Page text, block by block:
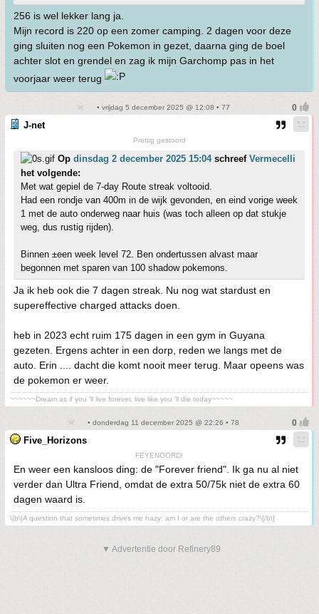
256 is wel lekker lang ja.
Mijn record is 220 op een zomer camping. 2 dagen voor deze
ging sluiten nog een Pokemon in gezet, daarna ging de boel
achter slot en grendel en zag ik mijn Garchomp pas in het
voorjaar weer terug
• vrijdag 5 december 2025 @ 12:08 • 77
J-net
Prettig gestoord
Op dinsdag 2 december 2025 15:04schreef Vermecelli
het volgende:
Met wat gepiel de 7-day Route streak voltooid.
Had een rondje van 400m in de wijk gevonden, en eind vorige week
1 met de auto onderweg naar huis (was toch alleen op dat stukje
weg, dus rustig rijden).
Binnen ±een week level 72. Ben ondertussen alvast maar
begonnen met sparen van 100 shadow pokemons.
Ja ik heb ook die 7 dagen streak. Nu nog wat stardust en
supereffective charged attacks doen.
heb in 2023 echt ruim 175 dagen in een gym in Guyana
gezeten. Ergens achter in een dorp, reden we langs met de
auto. Erin .... dacht die komt nooit meer terug. Maar opeens was
de pokemon er weer.
~~~~~~Dream as if you 'll live forever, live like you 'll die today~~~~~
• donderdag 11 december 2025 @ 22:26 • 78
Five_Horizons
FEYENOORD!
En weer een kansloos ding: de "Forever friend". Ik ga nu al niet
verder dan Ultra Friend, omdat de extra 50/75k niet de extra 60
dagen waard is.
\[b\]A question that sometimes drives me hazy: am I or are the others crazy?\[/b\]
▼ Advertentie door Refinery89